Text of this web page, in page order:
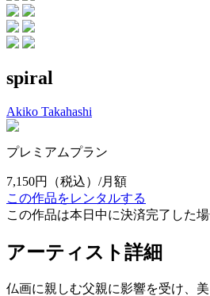
spiral
Akiko Takahashi
プレミアムプラン
7,150円
（税込）/月額
この作品をレンタルする
この作品は本日中に決済完了した場
アーティスト詳細
仏画に親しむ父親に影響を受け、